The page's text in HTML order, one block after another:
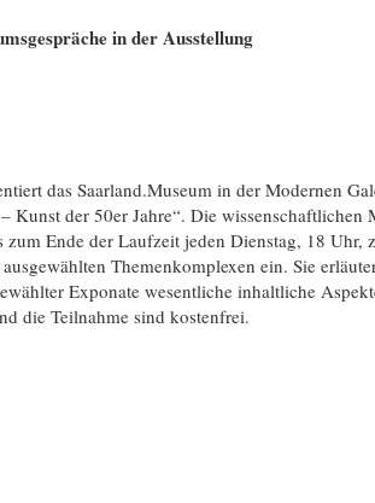
in der Ausstellung
das Saarland.Museum in der Modernen
Kunst der 50er Jahre“. Die wissenschaftlichen
zum Ende der Laufzeit jeden Dienstag, 18 Uhr,
Themenkomplexen ein. Sie
Exponate wesentliche inhaltliche
die Teilnahme sind kostenfrei.